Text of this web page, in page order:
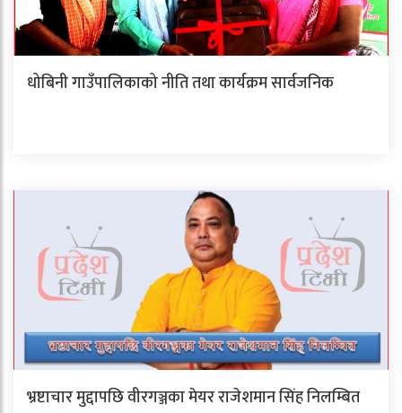
धोबिनी गाउँपालिकाको नीति तथा कार्यक्रम सार्वजनिक
भ्रष्टाचार मुद्दापछि वीरगञ्जका मेयर राजेशमान सिंह निलम्बित